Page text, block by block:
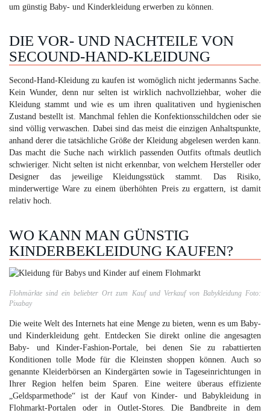
um günstig Baby- und Kinderkleidung erwerben zu können.
DIE VOR- UND NACHTEILE VON
SECOUND-HAND-KLEIDUNG
Second-Hand-Kleidung zu kaufen ist womöglich nicht jedermanns Sache.
Kein Wunder, denn nur selten ist wirklich nachvollziehbar, woher die
Kleidung stammt und wie es um ihren qualitativen und hygienischen
Zustand bestellt ist. Manchmal fehlen die Konfektionsschildchen oder sie
sind völlig verwaschen. Dabei sind das meist die einzigen Anhaltspunkte,
anhand derer die tatsächliche Größe der Kleidung abgelesen werden kann.
Das macht die Suche nach wirklich passenden Outfits oftmals deutlich
schwieriger. Nicht selten ist nicht erkennbar, von welchem Hersteller oder
Designer das jeweilige Kleidungsstück stammt. Das Risiko,
minderwertige Ware zu einem überhöhten Preis zu ergattern, ist damit
relativ hoch.
WO KANN MAN GÜNSTIG
KINDERBEKLEIDUNG KAUFEN?
Flohmärkte sind ein beliebter Ort zum Kauf und Verkauf von Babykleidung Foto:
Pixabay
Die weite Welt des Internets hat eine Menge zu bieten, wenn es um Baby-
und Kinderkleidung geht. Entdecken Sie direkt online die angesagten
Baby- und Kinder-Fashion-Portale, bei denen Sie zu rabattierten
Konditionen tolle Mode für die Kleinsten shoppen können. Auch so
genannte Kleiderbörsen an Kindergärten sowie in Tageseinrichtungen in
Ihrer Region helfen beim Sparen. Eine weitere überaus effiziente
„Geldsparmethode“ ist der Kauf von Kinder- und Babykleidung in
Flohmarkt-Portalen oder in Outlet-Stores. Die Bandbreite in dem